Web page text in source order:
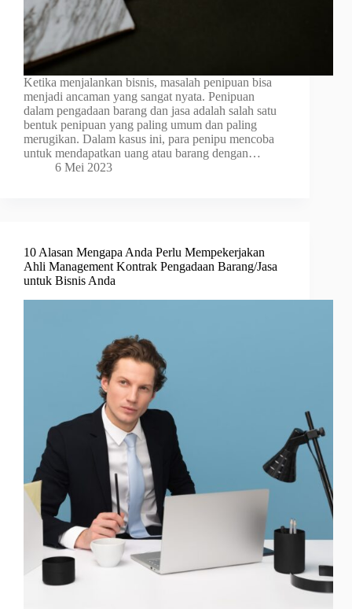
Ketika menjalankan bisnis, masalah penipuan bisa
menjadi ancaman yang sangat nyata. Penipuan
dalam pengadaan barang dan jasa adalah salah satu
bentuk penipuan yang paling umum dan paling
merugikan. Dalam kasus ini, para penipu mencoba
untuk mendapatkan uang atau barang dengan…
6 Mei 2023
10 Alasan Mengapa Anda Perlu Mempekerjakan
Ahli Management Kontrak Pengadaan Barang/Jasa
untuk Bisnis Anda